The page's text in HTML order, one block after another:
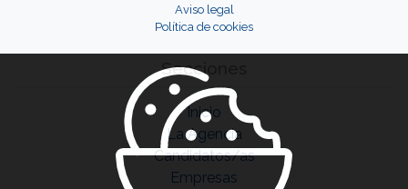
Aviso legal
Política de cookies
Secciones
Inicio
La Agencia
Candidatos/as
Empresas